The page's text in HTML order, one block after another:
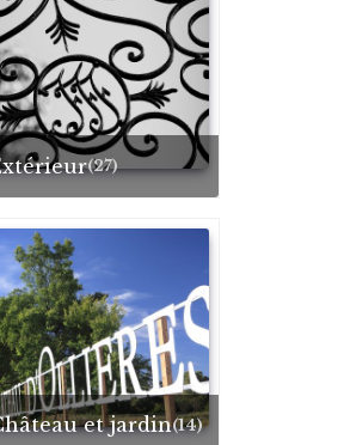
Extérieur(27)
Château et jardin(14)